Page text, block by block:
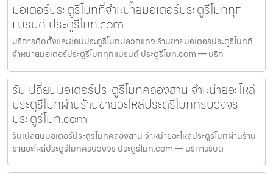
มอเตอร์ประตูรีโมทที่จำหน่ายมอเตอร์ประตูรีโมททุก
แบรนด์ ประตูรีโมท.com
บริการติดตั้งและซ่อมประตูรีโมทปลวกแดง ร้านขายมอเตอร์ประตูรีโมทที่
จำหน่ายมอเตอร์ประตูรีโมททุกแบรนด์ ประตูรีโมท.com — บริก
รับเปลี่ยนมอเตอร์ประตูรีโมทคลองสาน จำหน่ายอะไหล่
ประตูรีโมทผ่านร้านขายอะไหล่ประตูรีโมทครบวงจร
ประตูรีโมท.com
รับเปลี่ยนมอเตอร์ประตูรีโมทคลองสาน จำหน่ายอะไหล่ประตูรีโมทผ่านร้าน
ขายอะไหล่ประตูรีโมทครบวงจร ประตูรีโมท.com — บริการรับต